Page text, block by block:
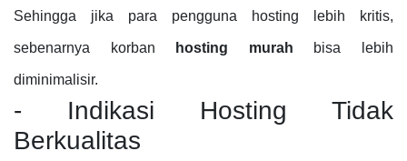
Sehingga jika para pengguna hosting lebih kritis,
sebenarnya korban hosting murah bisa lebih
diminimalisir.
- Indikasi Hosting Tidak
Berkualitas